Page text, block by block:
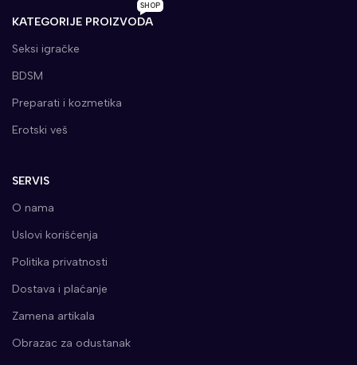
KATEGORIJE PROIZVODA
SHOP
Seksi igračke
BDSM
Preparati i kozmetika
Erotski veš
SERVIS
O nama
Uslovi korišćenja
Politika privatnosti
Dostava i plaćanje
Zamena artikala
Obrazac za odustanak